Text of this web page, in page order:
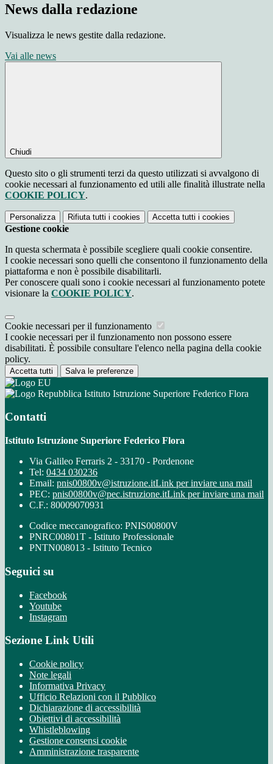
News dalla redazione
Visualizza le news gestite dalla redazione.
Vai alle news
Chiudi
Questo sito o gli strumenti terzi da questo utilizzati si avvalgono di
cookie necessari al funzionamento ed utili alle finalità illustrate nella
COOKIE POLICY.
Personalizza Rifiuta tutti i cookies Accetta tutti i cookies
Gestione cookie
In questa schermata è possibile scegliere quali cookie consentire.
I cookie necessari sono quelli che consentono il funzionamento della
piattaforma e non è possibile disabilitarli.
Per conoscere quali sono i cookie necessari al funzionamento potete
visionare la COOKIE POLICY.
Cookie necessari per il funzionamento
I cookie necessari per il funzionamento non possono essere
disabilitati. È possibile consultare l'elenco nella pagina della cookie
policy.
Accetta tutti Salva le preferenze
Istituto Istruzione Superiore Federico Flora
Contatti
Istituto Istruzione Superiore Federico Flora
Via Galileo Ferraris 2 - 33170 - Pordenone
Tel: 0434 030236
Email: pnis00800v@istruzione.itLink per inviare una mail
PEC: pnis00800v@pec.istruzione.itLink per inviare una mail
C.F.: 80009070931
Codice meccanografico: PNIS00800V
PNRC00801T - Istituto Professionale
PNTN008013 - Istituto Tecnico
Seguici su
Facebook
Youtube
Instagram
Sezione Link Utili
Cookie policy
Note legali
Informativa Privacy
Ufficio Relazioni con il Pubblico
Dichiarazione di accessibilità
Obiettivi di accessibilità
Whistleblowing
Gestione consensi cookie
Amministrazione trasparente